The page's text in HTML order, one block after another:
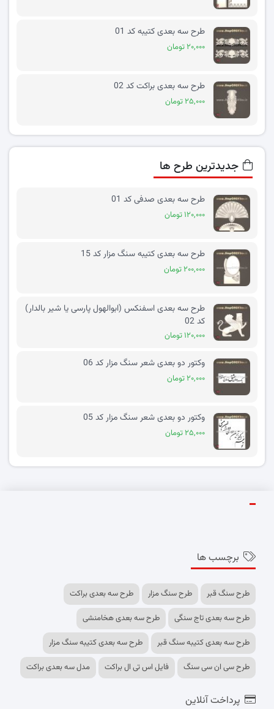
طرح سه بعدی کتیبه کد 01
۲۰,۰۰۰ تومان
طرح سه بعدی براکت کد 02
۲۵,۰۰۰ تومان
جدیدترین طرح ها
طرح سه بعدی صدفی کد 01
۱۲۰,۰۰۰ تومان
طرح سه بعدی کتیبه سنگ مزار کد 15
۲۰۰,۰۰۰ تومان
طرح سه بعدی اسفنکس (ابوالهول پارسی یا شیر بالدار)
کد 02
۱۲۰,۰۰۰ تومان
وکتور دو بعدی شعر سنگ مزار کد 06
۲۰,۰۰۰ تومان
وکتور دو بعدی شعر سنگ مزار کد 05
۲۵,۰۰۰ تومان
برچسب ها
طرح سنگ قبر طرح سنگ مزار
طرح سه بعدی براکت
طرح سه بعدی تاج سنگی
طرح سه بعدی هخامنشی
طرح سه بعدی کتیبه سنگ قبر
طرح سه بعدی کتیبه سنگ مزار
طرح سی ان سی سنگ
فایل اس تی ال براکت مدل سه بعدی براکت
پرداخت آنلاین